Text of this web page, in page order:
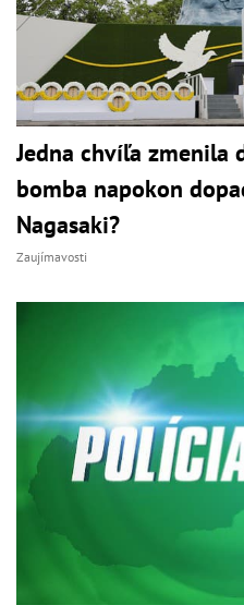
Jedna chvíľa zmenila
bomba napokon
Nagasaki?
Zaujímavosti